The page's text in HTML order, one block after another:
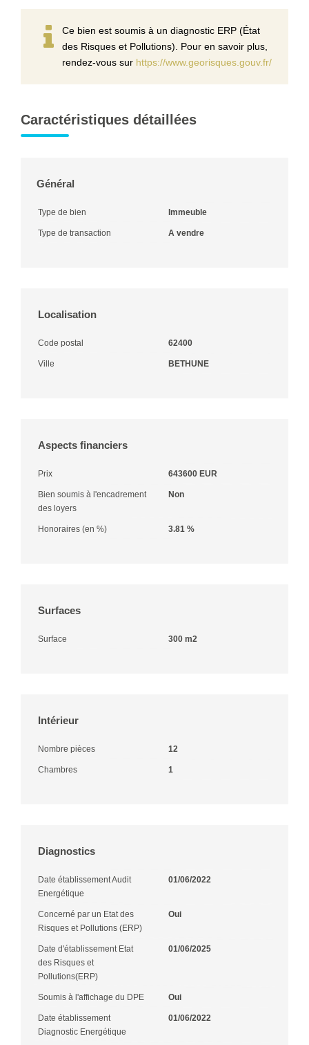
Ce bien est soumis à un diagnostic ERP (État
des Risques et Pollutions). Pour en savoir plus,
rendez-vous sur https://www.georisques.gouv.fr/
Caractéristiques détaillées
Général
Type de bien Immeuble
Type de transaction A vendre
Localisation
Code postal 62400
Ville BETHUNE
Aspects financiers
Prix 643600 EUR
Bien soumis à l'encadrement
des loyers
Non
Honoraires (en %) 3.81 %
Surfaces
Surface 300 m2
Intérieur
Nombre pièces 12
Chambres 1
Diagnostics
Date établissement Audit
Energétique
01/06/2022
Concerné par un Etat des
Risques et Pollutions (ERP)
Oui
Date d'établissement Etat
des Risques et
Pollutions(ERP)
01/06/2025
Soumis à l'affichage du DPE Oui
Date établissement
Diagnostic Energétique
01/06/2022